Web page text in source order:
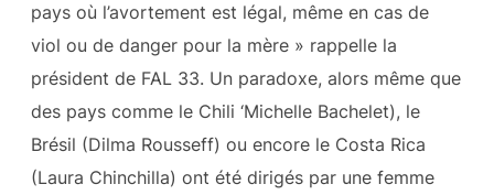
pays où l’avortement est légal, même en cas de
viol ou de danger pour la mère » rappelle la
président de FAL 33. Un paradoxe, alors même que
des pays comme le Chili ‘Michelle Bachelet), le
Brésil (Dilma Rousseff) ou encore le Costa Rica
(Laura Chinchilla) ont été dirigés par une femme